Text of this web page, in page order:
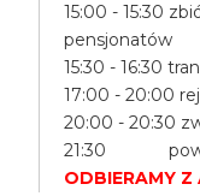
15:00 - 15:30
pensjonatów
15:30 - 16:30
17:00 - 20:00
20:00 - 20:30
21:30
ODBIERAMY Z